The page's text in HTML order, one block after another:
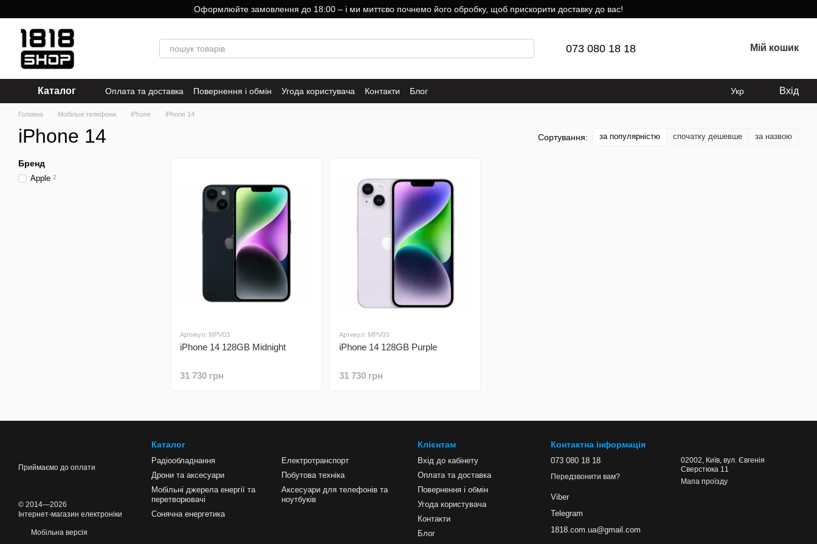
Оформлюйте замовлення до 18:00 – і ми миттєво почнемо його обробку, щоб прискорити доставку до вас!
073 080 18 18 Мій кошик
Каталог Оплата та доставка Повернення і обмін Угода користувача Контакти Блог Укр Вхід
Головна Мобільні телефони iPhone iPhone 14
iPhone 14 Сортування: за популярністю спочатку дешевше за назвою
Артикул: MPV03
iPhone 14 128GB Midnight
31 730 грн
Артикул: MPV03
іPhone 14 128GB Purple
31 730 грн
Бренд
Apple 2
Приймаємо до оплати
© 2014—2026
Інтернет-магазин електроніки
Мобільна версія
Каталог
Радіообладнання
Дрони та аксесуари
Мобільні джерела енергії та
перетворювачі
Сонячна енергетика
Електротранспорт
Побутова техніка
Аксесуари для телефонів та
ноутбуків
Клієнтам
Вхід до кабінету
Оплата та доставка
Повернення і обмін
Угода користувача
Контакти
Блог
Контактна інформація
073 080 18 18
Передзвонити вам?
Viber
Telegram
1818.com.ua@gmail.com
02002, Київ, вул. Євгенія
Сверстюка 11
Мапа проїзду